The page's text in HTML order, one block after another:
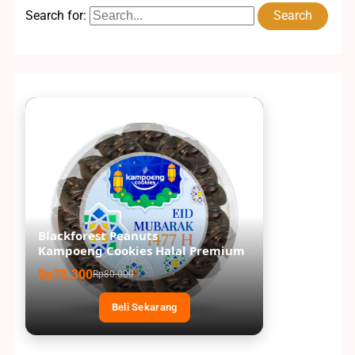
Search for:
Blackforest Peanuts
Kampoeng Cookies Halal Premium
Rp78.300Rp80.000
Beli Sekarang